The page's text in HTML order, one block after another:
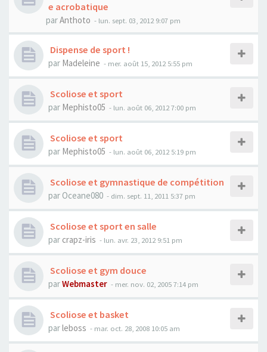
e acrobatique
parAnthoto - lun. sept. 03, 2012 9:07 pm
Dispense de sport !
par Madeleine - mer. août 15, 2012 5:55 pm
Scoliose et sport
par Mephisto05 - lun. août 06, 2012 7:00 pm
Scoliose et sport
par Mephisto05 - lun. août 06, 2012 5:19 pm
Scoliose et gymnastique de compétition
par Oceane080 - dim. sept. 11, 2011 5:37 pm
Scoliose et sport en salle
par crapz-iris - lun. avr. 23, 2012 9:51 pm
Scoliose et gym douce
parWebmaster - mer. nov. 02, 2005 7:14 pm
Scoliose et basket
parleboss - mar. oct. 28, 2008 10:05 am